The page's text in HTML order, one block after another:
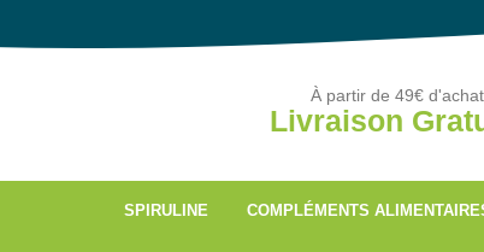
À partir de 49€ d'achat
Livraison
SPIRULINE COMPLÉMENTS